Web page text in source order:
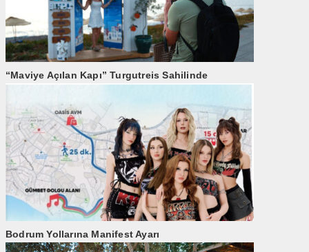
“Maviye Açılan Kapı” Turgutreis Sahilinde
Bodrum Yollarına Manifest Ayarı